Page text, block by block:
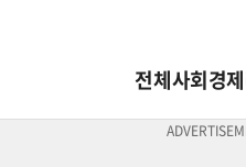
전체사회경제